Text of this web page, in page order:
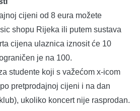
cijeni od 8 eura možete
shopu Rijeka ili putem sustava
cijena ulaznica iznosit će 10
je na 100.
studente koji s važećom x-icom
pretprodajnoj cijeni i na dan
ukoliko koncert nije rasprodan.